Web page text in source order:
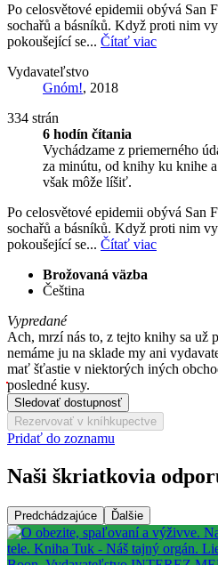
Po celosvětové epidemii obývá San
sochařů a básníků. Když proti nim
pokoušející se... Čítať viac
Vydavateľstvo
Gnóm!, 2018
334 strán
6 hodín čítania
Vychádzame z priemerného
za minútu, od knihy ku knihe
však môže líšiť.
Po celosvětové epidemii obývá San
sochařů a básníků. Když proti nim
pokoušející se... Čítať viac
Brožovaná väzba
Čeština
Vypredané
Ach, mrzí nás to, z tejto knihy sa už
nemáme ju na sklade my ani
mať šťastie v niektorých iných
posledné kusy.
Sledovať dostupnosť
Rezervovať v kníhkupectve
Pridať do zoznamu
Naši škriatkovia
Predchádzajúce Ďalšie